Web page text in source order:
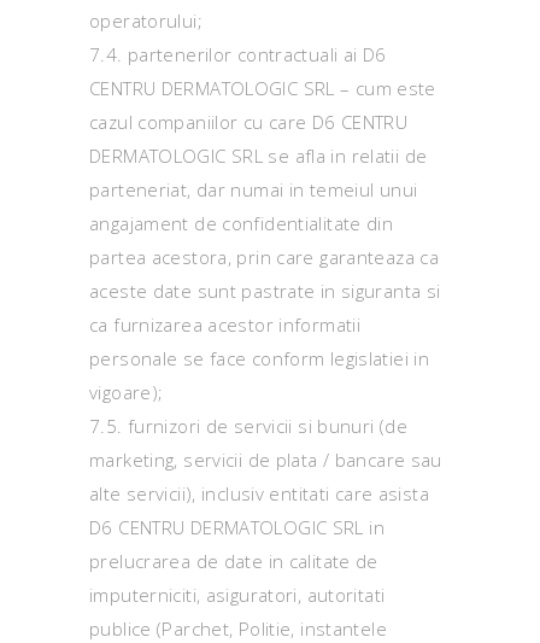
operatorului;
7.4. partenerilor contractuali ai D6
CENTRU DERMATOLOGIC SRL – cum este
cazul companiilor cu care D6 CENTRU
DERMATOLOGIC SRL se afla in relatii de
parteneriat, dar numai in temeiul unui
angajament de confidentialitate din
partea acestora, prin care garanteaza ca
aceste date sunt pastrate in siguranta si
ca furnizarea acestor informatii
personale se face conform legislatiei in
vigoare);
7.5. furnizori de servicii si bunuri (de
marketing, servicii de plata / bancare sau
alte servicii), inclusiv entitati care asista
D6 CENTRU DERMATOLOGIC SRL in
prelucrarea de date in calitate de
imputerniciti, asiguratori, autoritati
publice (Parchet, Politie, instantele